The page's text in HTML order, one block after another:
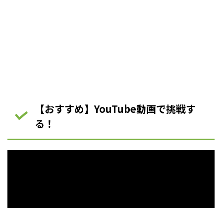
【おすすめ】YouTube動画で挑戦す
る！